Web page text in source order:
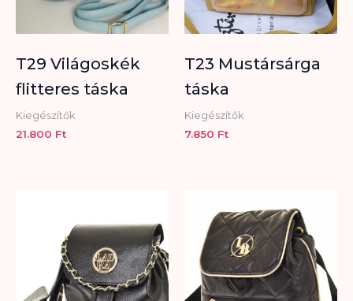
T29 Világoskék
flitteres táska
Kiegészítők
21.800 Ft
T23 Mustársárga
táska
Kiegészítők
7.850 Ft